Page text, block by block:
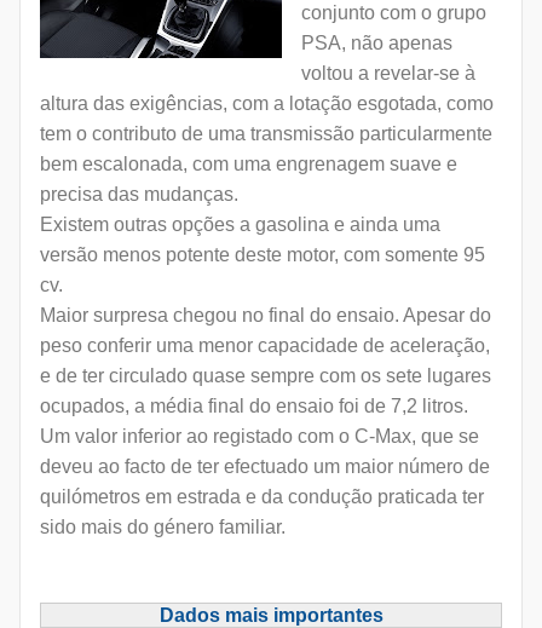
conjunto com o grupo
PSA, não apenas
voltou a revelar-se à
altura das exigências, com a lotação esgotada, como
tem o contributo de uma transmissão particularmente
bem escalonada, com uma engrenagem suave e
precisa das mudanças.
Existem outras opções a gasolina e ainda uma
versão menos potente deste motor, com somente 95
cv.
Maior surpresa chegou no final do ensaio. Apesar do
peso conferir uma menor capacidade de aceleração,
e de ter circulado quase sempre com os sete lugares
ocupados, a média final do ensaio foi de 7,2 litros.
Um valor inferior ao registado com o C-Max, que se
deveu ao facto de ter efectuado um maior número de
quilómetros em estrada e da condução praticada ter
sido mais do género familiar.
Dados mais importantes